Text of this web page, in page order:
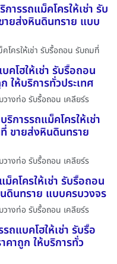
ารรถแม็คโครให้เช่า รับ
ยส่งหินดินทราย แบบ
โครให้เช่า รับรื้อถอน รับถมที่
โฮให้เช่า รับรื้อถอน
ให้บริการทั่วประเทศ
วางท่อ รับรื้อถอน เคลียร์ร
การรถแม็คโครให้เช่า
ขายส่งหินดินทราย
วางท่อ รับรื้อถอน เคลียร์ร
คโครให้เช่า รับรื้อถอน
นทราย แบบครบวงจร
วางท่อ รับรื้อถอน เคลียร์ร
ถแบคโฮให้เช่า รับรื้อ
าถูก ให้บริการทั่ว